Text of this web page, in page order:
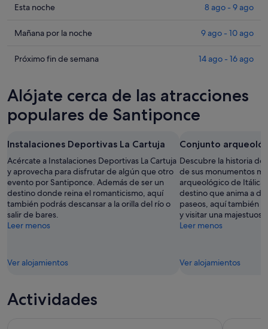
Comprueba
precios
Santiponce
noche,
ago
9
ago
Esta noche 8 ago - 9 ago
Comprueba
precios
para
mañana
por
noche,
9
ago
-
10
ago
Mañana por la noche 9 ago - 10 ago
Comprueba
en
Santiponce
para
próximo
fin
de
semana,
14
ago
-
Próximo fin de semana 14 ago - 16 ago
Alójate cerca de las atracciones
populares de Santiponce
Instalaciones Deportivas La Cartuja
Acércate a Instalaciones Deportivas La Cartuja
y aprovecha para disfrutar de algún que otro
evento por Santiponce. Además de ser un
destino donde reina el romanticismo, aquí
también podrás descansar a la orilla del río o
salir de bares.
Leer menos
Ver alojamientos
Conjunto
Descubre la historia
de sus monumentos
arqueológico de
destino que anima a
paseos, aquí también
y visitar una
Leer menos
Ver alojamientos
Actividades